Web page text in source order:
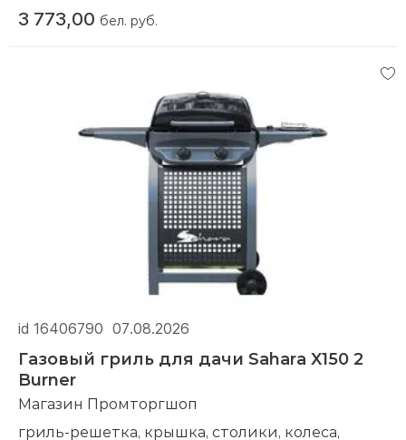
3 773,00 бел. руб.
id 16406790 07.08.2026
Газовый гриль для дачи Sahara X150 2
Burner
Магазин Промторгшоп
гриль-решетка, крышка, столики, колеса,